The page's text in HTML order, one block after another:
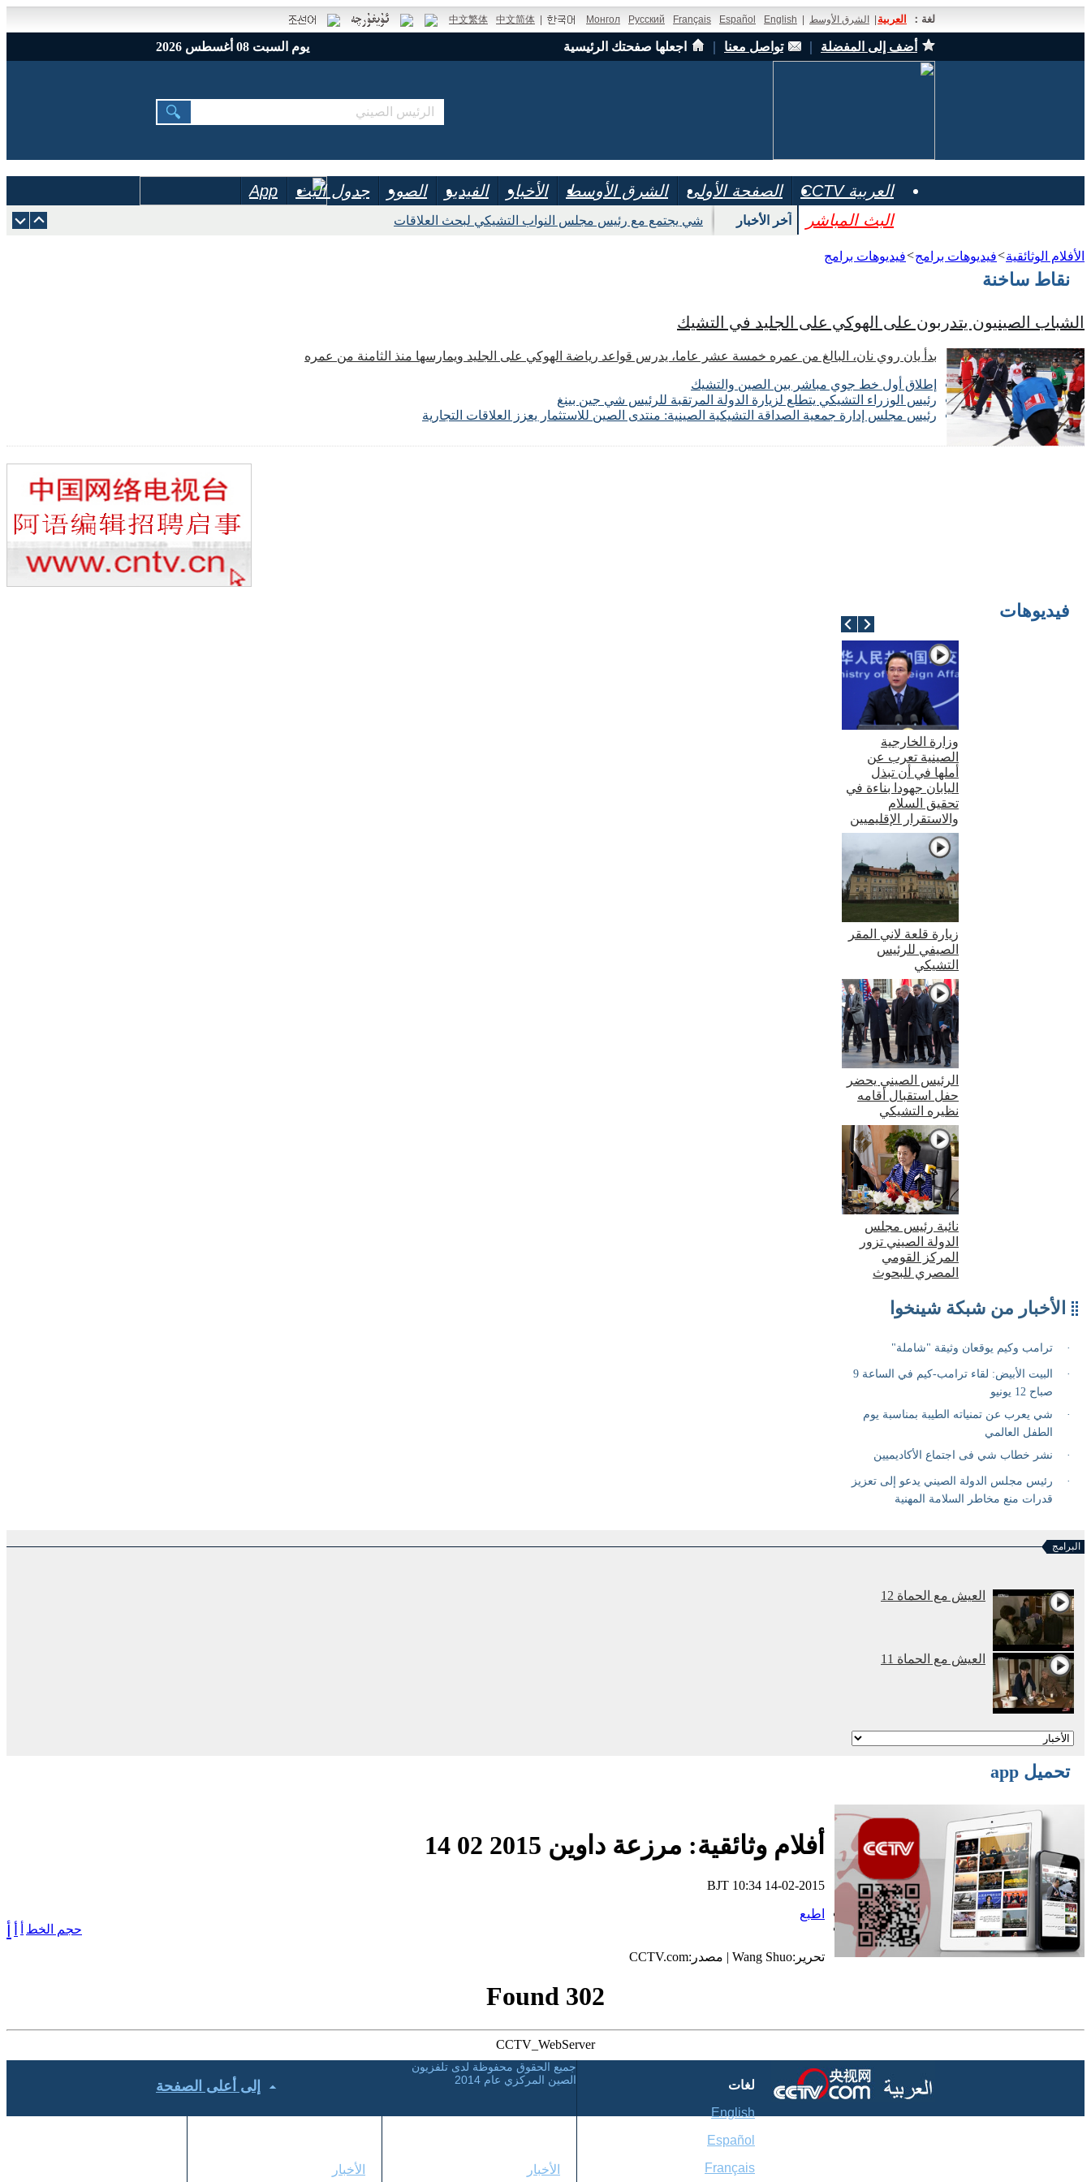
لغة： العربية الشرق الأوسط English
Español
Français
Русский
Монгол
中文简体
中文繁体
أضف إلى المفضلة تواصل معنا اجعلها صفحتك الرئيسية يوم السبت 08 أغسطس 2026
العربية CCTV الصفحة الأولى الشرق الأوسط الأخبار الفيديو الصور جدول البث
App
البث المباشر
آخر الأخبار شي يجتمع مع رئيس مجلس النواب التشيكي لبحث العلاقات
الأفلام الوثائقية>فيديوهات برامج>فيديوهات برامج
نقاط ساخنة
الشباب الصينيون يتدربون على الهوكي على الجليد في التشيك
بدأ يان روي نان، البالغ من عمره خمسة عشر عاما، يدرس قواعد رياضة الهوكي على الجليد ويمارسها منذ الثامنة من عمره
إطلاق أول خط جوي مباشر بين الصين والتشيك
رئيس الوزراء التشيكي يتطلع لزيارة الدولة المرتقبة للرئيس شي جين بينغ
رئيس مجلس إدارة جمعية الصداقة التشيكية الصينية: منتدى الصين للاستثمار يعزز العلاقات التجارية
فيديوهات
وزارة الخارجية
الصينية تعرب عن
أملها في أن تبذل
اليابان جهودا بناءة في
تحقيق السلام
والاستقرار الإقليميين
زيارة قلعة لاني المقر
الصيفي للرئيس
التشيكي
الرئيس الصيني يحضر
حفل استقبال أقامه
نظيره التشيكي
نائبة رئيس مجلس
الدولة الصيني تزور
المركز القومي
المصري للبحوث
البرامج
العيش مع الحماة 12
العيش مع الحماة 11
أفلام وثائقية: عصر
03 29
تحت الأضواء: التعاون
التجاري الصيني
السياحة في الصين
تحميل app
أفلام وثائقية: مرزعة داوين 2015 02 14
BJT 10:34 14-02-2015
اطبع
أ
حجم الخط
تحرير:Wang Shuo | مصدر:CCTV.com
302 Found
CCTV_WebServer
إلى أعلى الصفحة
لغات
English
Español
Français
الأخبار الأخبار
جميع الحقوق محفوظة لدى تلفزيون
الصين المركزي عام 2014